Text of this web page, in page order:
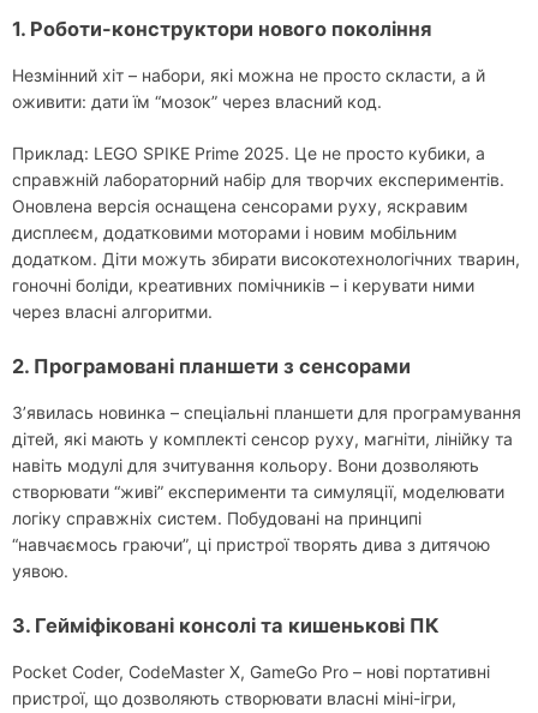
1. Роботи-конструктори нового покоління
Незмінний хіт – набори, які можна не просто скласти, а й
оживити: дати їм “мозок” через власний код.
Приклад: LEGO SPIKE Prime 2025. Це не просто кубики, а
справжній лабораторний набір для творчих експериментів.
Оновлена версія оснащена сенсорами руху, яскравим
дисплеєм, додатковими моторами і новим мобільним
додатком. Діти можуть збирати високотехнологічних тварин,
гоночні боліди, креативних помічників – і керувати ними
через власні алгоритми.
2. Програмовані планшети з сенсорами
З’явилась новинка – спеціальні планшети для програмування
дітей, які мають у комплекті сенсор руху, магніти, лінійку та
навіть модулі для зчитування кольору. Вони дозволяють
створювати “живі” експерименти та симуляції, моделювати
логіку справжніх систем. Побудовані на принципі
“навчаємось граючи”, ці пристрої творять дива з дитячою
уявою.
3. Гейміфіковані консолі та кишенькові ПК
Pocket Coder, CodeMaster X, GameGo Pro – нові портативні
пристрої, що дозволяють створювати власні міні-ігри,